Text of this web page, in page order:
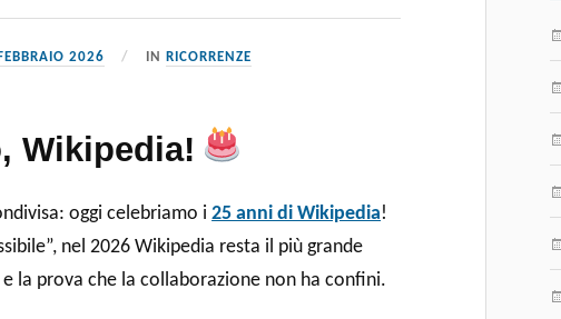
2026 IN RICORRENZE
Wikipedia!
oggi celebriamo i25 anni di Wikipedia!
nel 2026 Wikipedia resta il più grande
la prova che la collaborazione non ha confini.